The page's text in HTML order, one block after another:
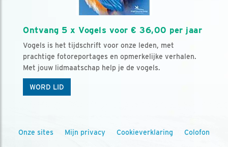
Ontvang 5 x Vogels voor € 36,00 per jaar
Vogels is het tijdschrift voor onze leden, met
prachtige fotoreportages en opmerkelijke verhalen.
Met jouw lidmaatschap help je de vogels.
WORD LID
Onze sites Mijn privacy Cookieverklaring Colofon